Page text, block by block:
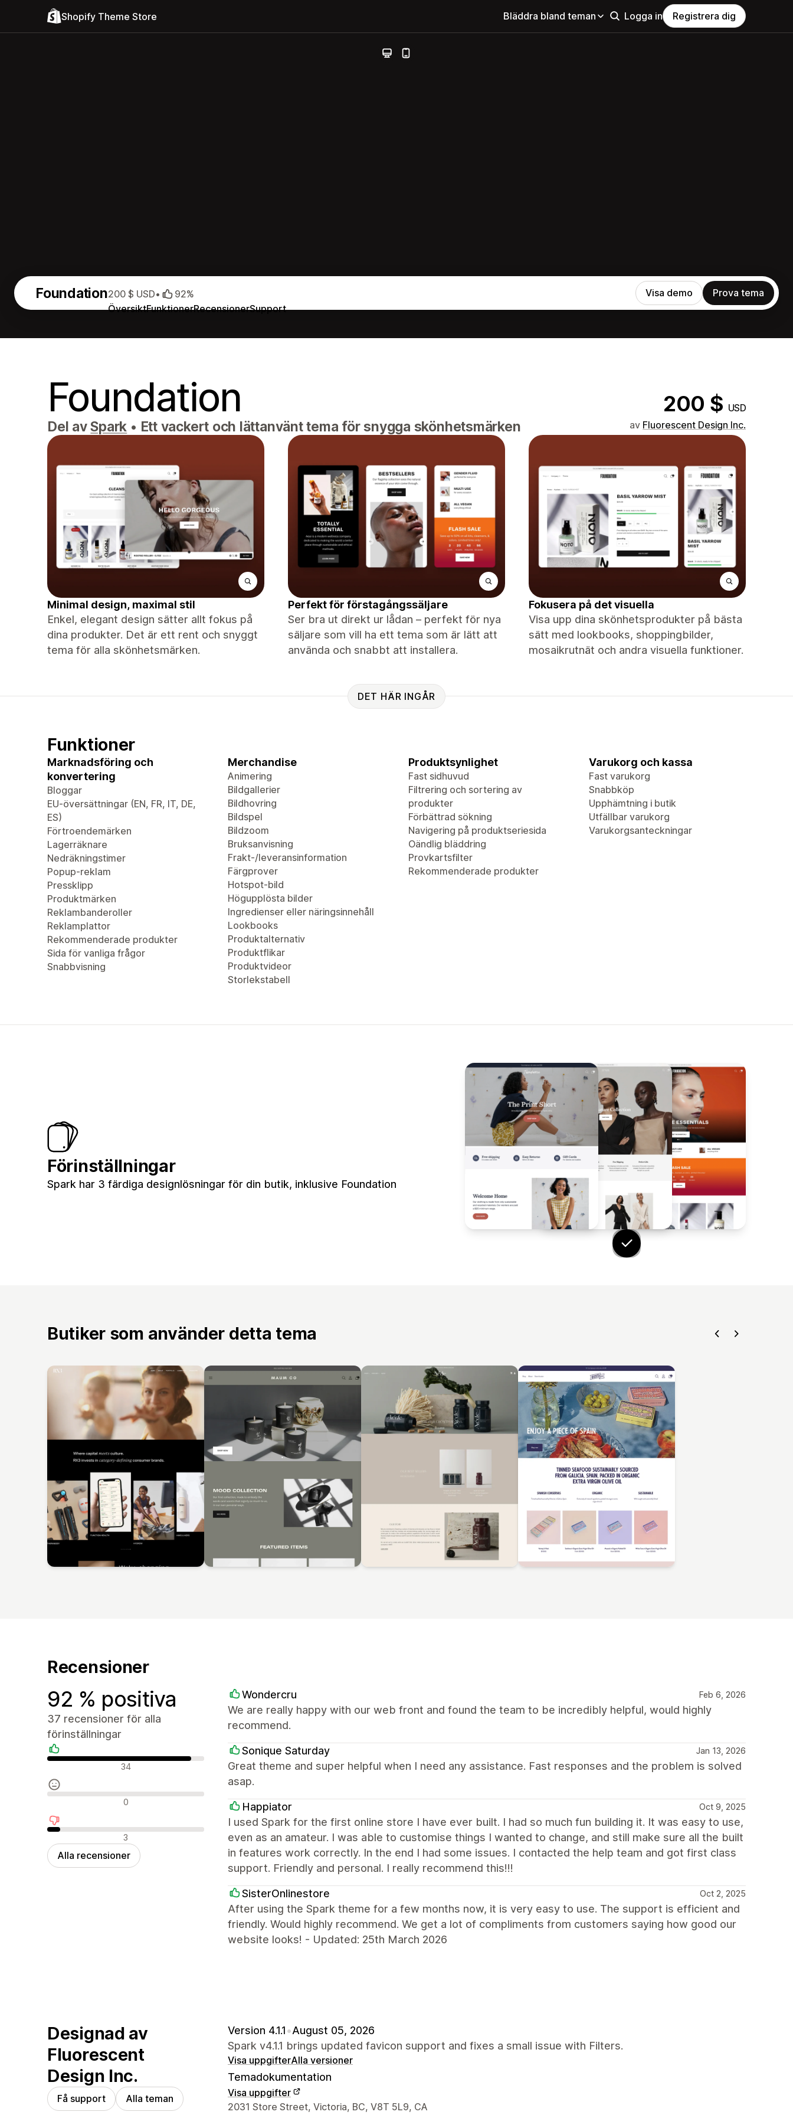
Shopify Theme Store Bläddra bland teman Logga in Registrera dig
Foundation
ÖversiktFunktionerRecensionerSupport
200 $ USD• 92% Visa demo Prova tema
Foundation 200 $ USD
Del avSpark • Ett vackert och lättanvänt tema för snygga skönhetsmärken av Fluorescent Design Inc.
Minimal design, maximal stil
Enkel, elegant design sätter allt fokus på
dina produkter. Det är ett rent och snyggt
tema för alla skönhetsmärken.
Perfekt för förstagångssäljare
Ser bra ut direkt ur lådan – perfekt för nya
säljare som vill ha ett tema som är lätt att
använda och snabbt att installera.
Fokusera på det visuella
Visa upp dina skönhetsprodukter på bästa
sätt med lookbooks, shoppingbilder,
mosaikrutnät och andra visuella funktioner.
DET HÄR INGÅR
Funktioner
Marknadsföring och
konvertering
Bloggar
EU-översättningar (EN, FR, IT, DE,
ES)
Förtroendemärken
Lagerräknare
Nedräkningstimer
Popup-reklam
Pressklipp
Produktmärken
Reklambanderoller
Reklamplattor
Rekommenderade produkter
Sida för vanliga frågor
Snabbvisning
Merchandise
Animering
Bildgallerier
Bildhovring
Bildspel
Bildzoom
Bruksanvisning
Frakt-/leveransinformation
Färgprover
Hotspot-bild
Högupplösta bilder
Ingredienser eller näringsinnehåll
Lookbooks
Produktalternativ
Produktflikar
Produktvideor
Storlekstabell
Produktsynlighet
Fast sidhuvud
Filtrering och sortering av
produkter
Förbättrad sökning
Navigering på produktseriesida
Oändlig bläddring
Provkartsfilter
Rekommenderade produkter
Varukorg och kassa
Fast varukorg
Snabbköp
Upphämtning i butik
Utfällbar varukorg
Varukorgsanteckningar
Förinställningar
Spark har 3 färdiga designlösningar för din butik, inklusive Foundation
Butiker som använder detta tema
Recensioner
92 % positiva
37 recensioner för alla
förinställningar
Positiva recensioner
34
Neutrala recensioner
0
Negativa recensioner
3
Alla recensioner
Wondercru Feb 6, 2026
We are really happy with our web front and found the team to be incredibly helpful, would highly
recommend.
Sonique Saturday Jan 13, 2026
Great theme and super helpful when I need any assistance. Fast responses and the problem is solved
asap.
Happiator Oct 9, 2025
I used Spark for the first online store I have ever built. I had so much fun building it. It was easy to use,
even as an amateur. I was able to customise things I wanted to change, and still make sure all the built
in features work correctly. In the end I had some issues. I contacted the help team and got first class
support. Friendly and personal. I really recommend this!!!
SisterOnlinestore Oct 2, 2025
After using the Spark theme for a few months now, it is very easy to use. The support is efficient and
friendly. Would highly recommend. We get a lot of compliments from customers saying how good our
website looks! - Updated: 25th March 2026
Designad av
Fluorescent
Design Inc.
Få support Alla teman
Version 4.1.1•August 05, 2026
Spark v4.1.1 brings updated favicon support and fixes a small issue with Filters.
Visa uppgifterAlla versioner
Temadokumentation
Visa uppgifter
Designerns kontaktuppgifter
2031 Store Street, Victoria, BC, V8T 5L9, CA